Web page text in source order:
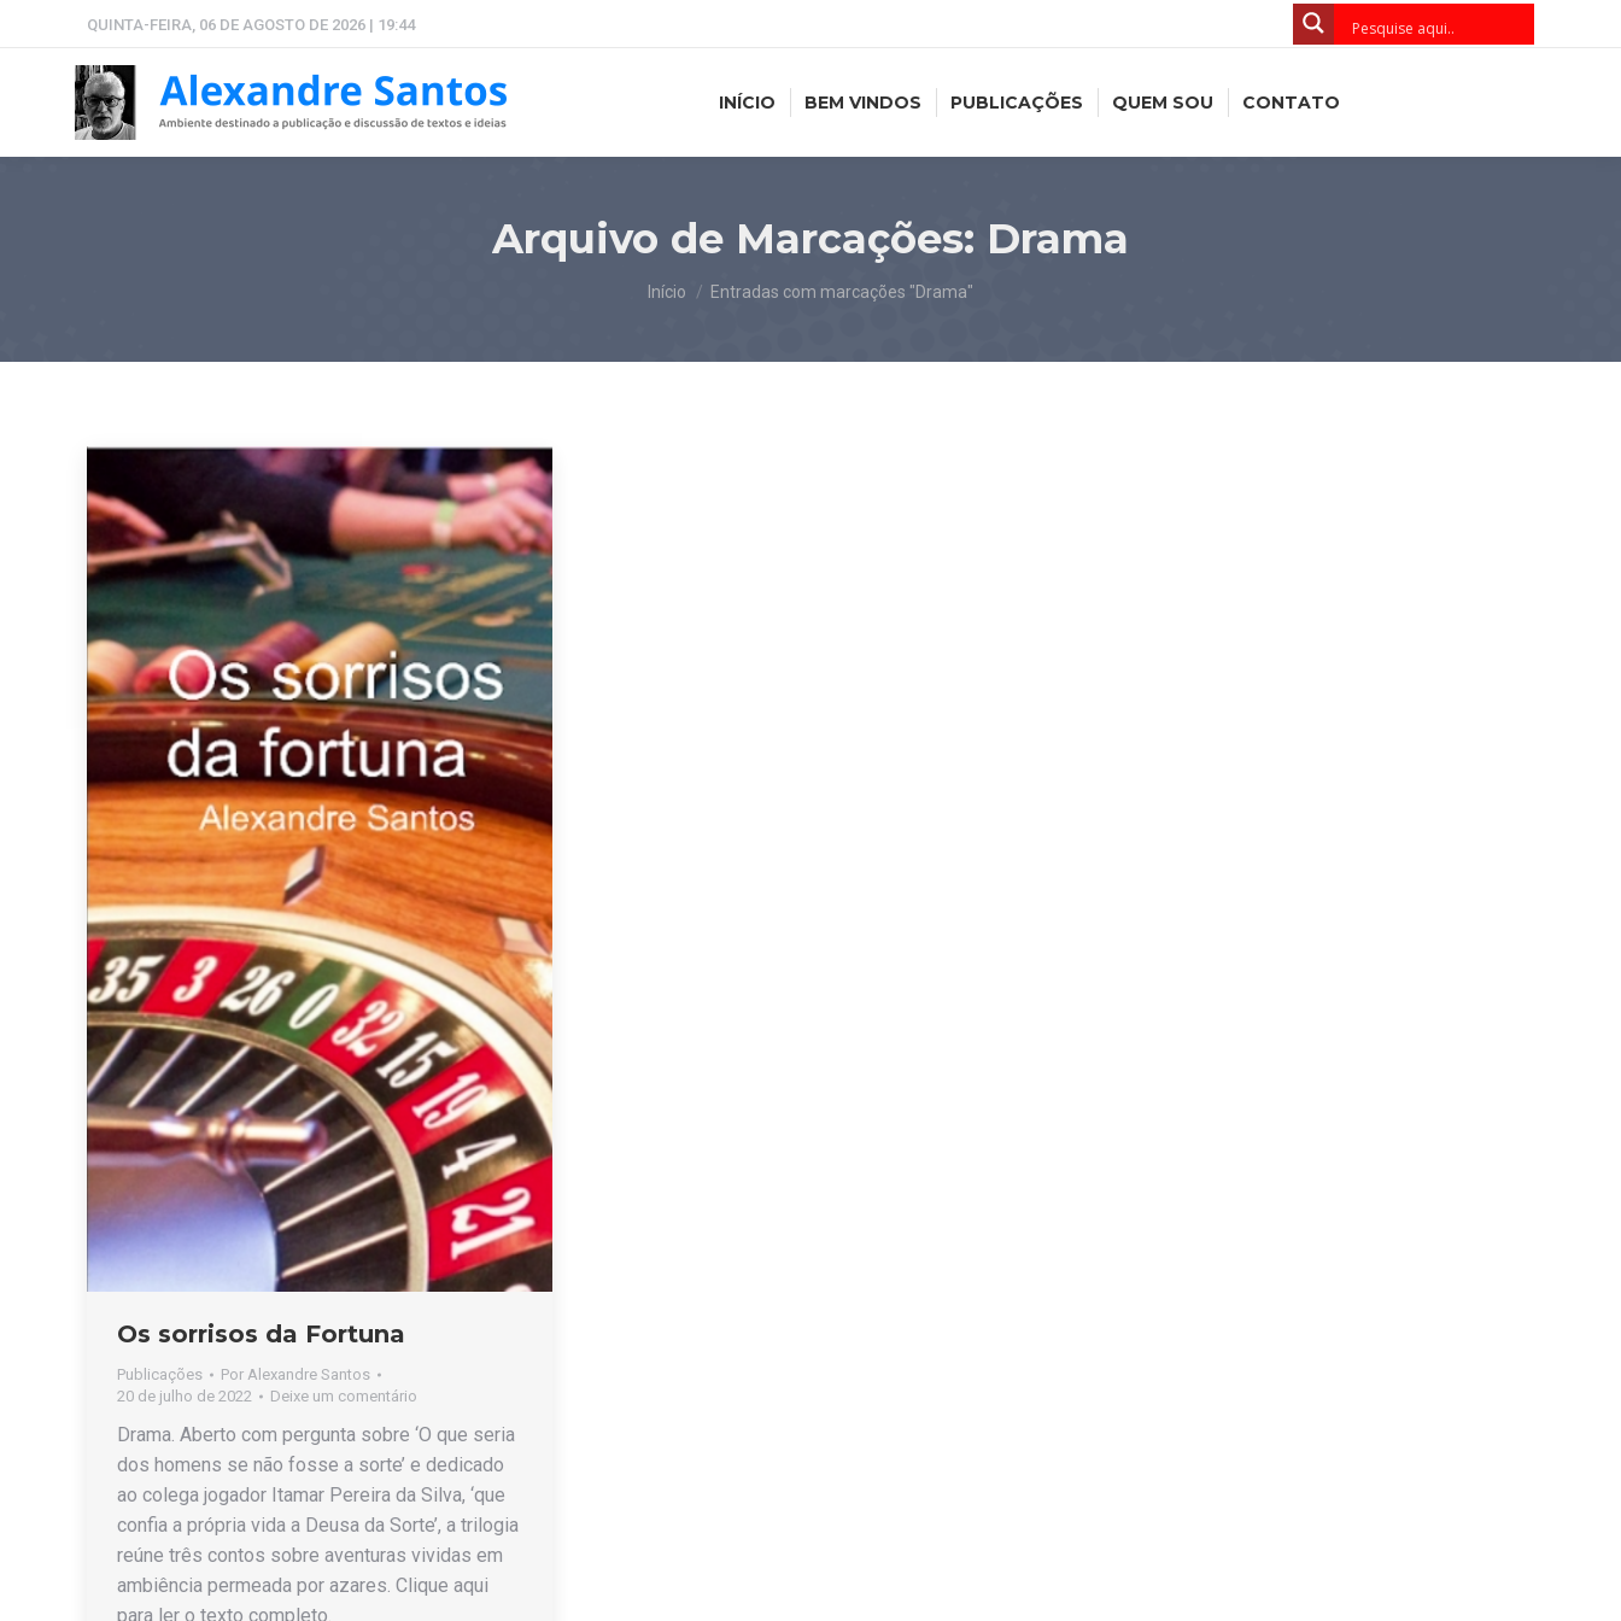
QUINTA-FEIRA, 06 DE AGOSTO DE 2026 | 19:44
INÍCIO BEM VINDOS PUBLICAÇÕES QUEM SOU CONTATO
Arquivo de Marcações: Drama
Você está aqui:
Início Entradas com marcações "Drama"
Os sorrisos da Fortuna
Publicações Por Alexandre Santos
20 de julho de 2022
Deixe um comentário
Drama. Aberto com pergunta sobre ‘O que seria
dos homens se não fosse a sorte’ e dedicado
ao colega jogador Itamar Pereira da Silva, ‘que
confia a própria vida a Deusa da Sorte’, a trilogia
reúne três contos sobre aventuras vividas em
ambiência permeada por azares. Clique aqui
para ler o texto completo.